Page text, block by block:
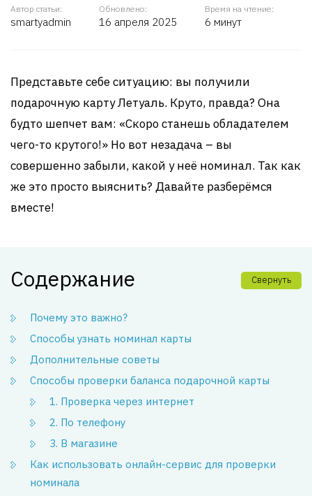
Автор статьи:
smartyadmin
Обновлено:
16 апреля 2025
Время на чтение:
6 минут
Представьте себе ситуацию: вы получили
подарочную карту Летуаль. Круто, правда? Она
будто шепчет вам: «Скоро станешь обладателем
чего-то крутого!» Но вот незадача – вы
совершенно забыли, какой у неё номинал. Так как
же это просто выяснить? Давайте разберёмся
вместе!
Содержание Свернуть
Почему это важно?
Способы узнать номинал карты
Дополнительные советы
Способы проверки баланса подарочной карты
1. Проверка через интернет
2. По телефону
3. В магазине
Как использовать онлайн-сервис для проверки
номинала